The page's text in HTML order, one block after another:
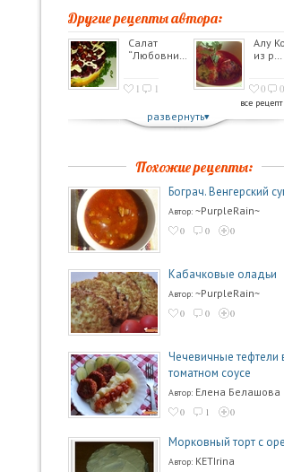
Другие рецепты автора:
Салат
“Любовни…
1 1
Алу
из р…
0 0
все
развернуть
Похожие рецепты:
Бограч. Венгерский
Автор: ~PurpleRain~
0 0 0
Кабачковые оладьи
Автор: ~PurpleRain~
0 0 0
Чечевичные тефтели
томатном соусе
Автор: Елена Белашова
0 1 0
Морковный торт с
Автор: KETIrina